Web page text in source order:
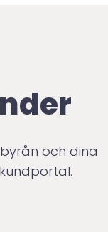
och dina